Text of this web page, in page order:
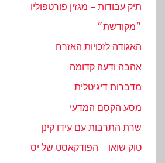
תיק עבודות – מגזין פורטפוליו
״מקודשת״
האגודה לזכויות האזרח
אהבה ודעה קדומה
מדברות דיגיטלית
מסע הקסם המדעי
שרת התרבות עם עידו קינן
טוק שואו – הפודקאסט של יס